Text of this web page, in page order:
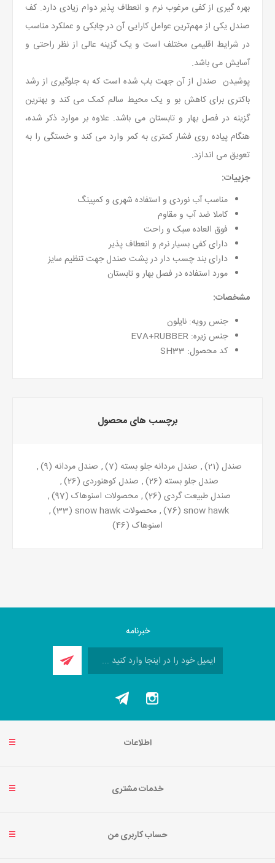
بهره گیری از کفی مرغوب نرم و انعطاف پذیر دوام زیادی دارد. کف
صندل یکی از مهم‌ترین عوامل کارایی آن در چابکی و عملکرد مناسب
در شرایط اقلیمی مختلف است و یک گزینه عالی از نظر راحتی و
آسایش می باشد.
پوشیدن صندل از آن جهت باب شده است که به جلوگیری از رشد
باکتری برای کاهش بو و یک محیط سالم کمک می کند و بهترین
گزینه در فصل بهار و تابستان می باشد. علاوه بر موارد ذکر شده،
هنگام پیاده روی فشار کمتری به کمر وارد می کند و خستگی را به
تعویق می اندازد.
جزییات:
مناسب آب نوردی و استفاده شهری و کمپینگ
کاملا ضد آب و مقاوم
فوق العاده سبک و راحت
دارای کفی بسیار نرم و انعطاف پذیر
دارای بند چسب دار در پشت صندل جهت تنظیم سایز
مورد استفاده در فصل بهار و تابستان
مشخصات:
جنس رویه: نایلون
جنس زیره: EVA+RUBBER
کد محصول: SH33
برچسب های محصول
صندل (21)
, صندل مردانه جلو بسته (7)
, صندل مردانه (9)
,
صندل جلو بسته (26)
, صندل کوهنوردی (26)
,
صندل طبیعت گردی (26)
, محصولات اسنوهاک (97)
,
snow hawk
(76)
, محصولات snow hawk (33)
,
اسنوهاک (46)
خبرنامه
اطلاعات
خدمات مشتری
حساب کاربری من